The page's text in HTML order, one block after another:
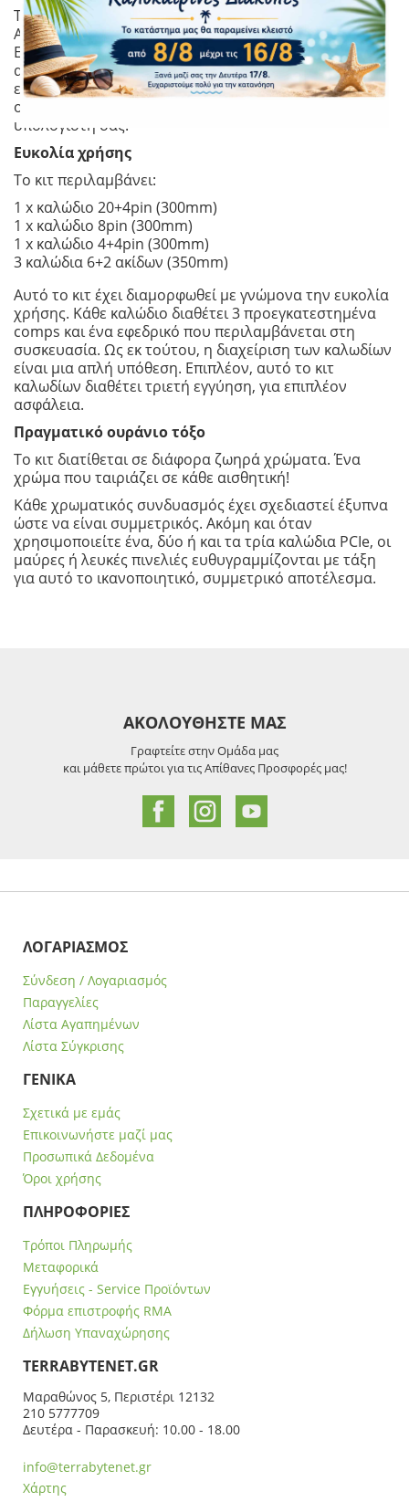
Τα καλώδια έχουν καλυφθεί με πλεξούδα από PET.
Αυτό προσδίδει στο Kolink Core Adept Braided Cable
Extension Kit ένα καθαρό φινίρισμα και εξαλείφει την
ανάγκη για θερμοσυρρίκνωση. Επιπλέον, είναι ένα
εξαιρετικά ανθεκτικό και εύκαμπτο υλικό που λυγίζει
ομαλά για να προσαρμόζεται στις ανάγκες του
υπολογιστή σας.
Ευκολία χρήσης
Το κιτ περιλαμβάνει:
1 x καλώδιο 20+4pin (300mm)
1 x καλώδιο 8pin (300mm)
1 x καλώδιο 4+4pin (300mm)
3 καλώδια 6+2 ακίδων (350mm)
Αυτό το κιτ έχει διαμορφωθεί με γνώμονα την ευκολία
χρήσης. Κάθε καλώδιο διαθέτει 3 προεγκατεστημένα
comps και ένα εφεδρικό που περιλαμβάνεται στη
συσκευασία. Ως εκ τούτου, η διαχείριση των καλωδίων
είναι μια απλή υπόθεση. Επιπλέον, αυτό το κιτ
καλωδίων διαθέτει τριετή εγγύηση, για επιπλέον
ασφάλεια.
Πραγματικό ουράνιο τόξο
Το κιτ διατίθεται σε διάφορα ζωηρά χρώματα. Ένα
χρώμα που ταιριάζει σε κάθε αισθητική!
Κάθε χρωματικός συνδυασμός έχει σχεδιαστεί έξυπνα
ώστε να είναι συμμετρικός. Ακόμη και όταν
χρησιμοποιείτε ένα, δύο ή και τα τρία καλώδια PCIe, οι
μαύρες ή λευκές πινελιές ευθυγραμμίζονται με τάξη
για αυτό το ικανοποιητικό, συμμετρικό αποτέλεσμα.
ΑΚΟΛΟΥΘΗΣΤΕ ΜΑΣ
Γραφτείτε στην Ομάδα μας
και μάθετε πρώτοι για τις Απίθανες Προσφορές μας!
ΛΟΓΑΡΙΑΣΜΟΣ
Σύνδεση / Λογαριασμός
Παραγγελίες
Λίστα Αγαπημένων
Λίστα Σύγκρισης
ΓΕΝΙΚΑ
Σχετικά με εμάς
Επικοινωνήστε μαζί μας
Προσωπικά Δεδομένα
Όροι χρήσης
ΠΛΗΡΟΦΟΡΙΕΣ
Τρόποι Πληρωμής
Μεταφορικά
Εγγυήσεις - Service Προϊόντων
Φόρμα επιστροφής RMA
Δήλωση Υπαναχώρησης
ΤERRABYTENET.GR
Μαραθώνος 5, Περιστέρι 12132
210 5777709
Δευτέρα - Παρασκευή: 10.00 - 18.00
info@terrabytenet.gr
Χάρτης